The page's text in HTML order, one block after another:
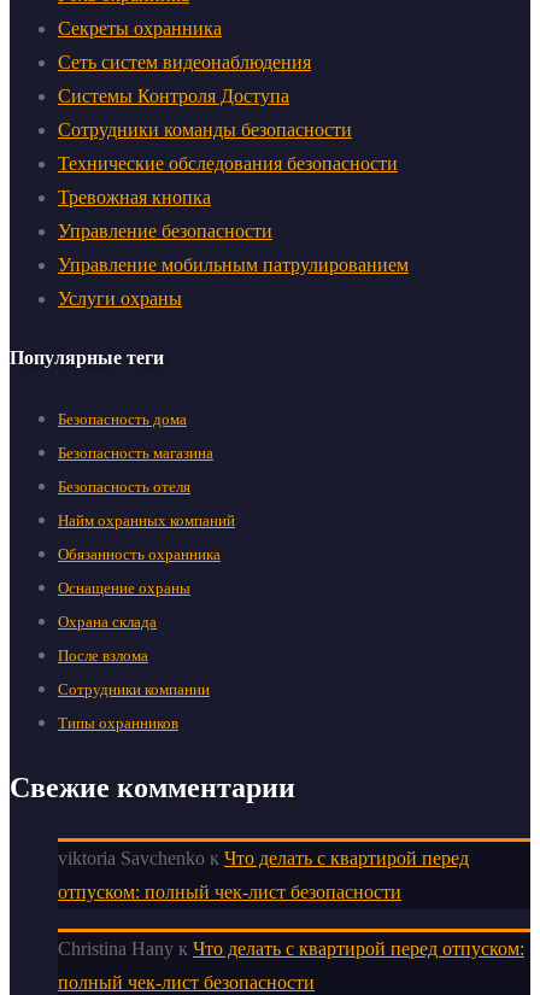
Секреты охранника
Сеть систем видеонаблюдения
Системы Контроля Доступа
Сотрудники команды безопасности
Технические обследования безопасности
Тревожная кнопка
Управление безопасности
Управление мобильным патрулированием
Услуги охраны
Популярные теги
Безопасность дома
Безопасность магазина
Безопасность отеля
Найм охранных компаний
Обязанность охранника
Оснащение охраны
Охрана склада
После взлома
Сотрудники компании
Типы охранников
Свежие комментарии
viktoria Savchenko к Что делать с квартирой перед
отпуском: полный чек-лист безопасности
Christina Hany к Что делать с квартирой перед отпуском:
полный чек-лист безопасности